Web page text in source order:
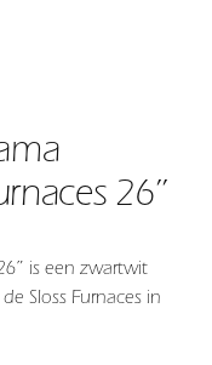
26”
is een zwartwit
Sloss Furnaces in